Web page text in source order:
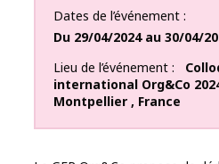
Dates de l’événement
Du 29/04/2024au 30/04/
Lieu de l’événement
international Org&Co
Montpellier , France